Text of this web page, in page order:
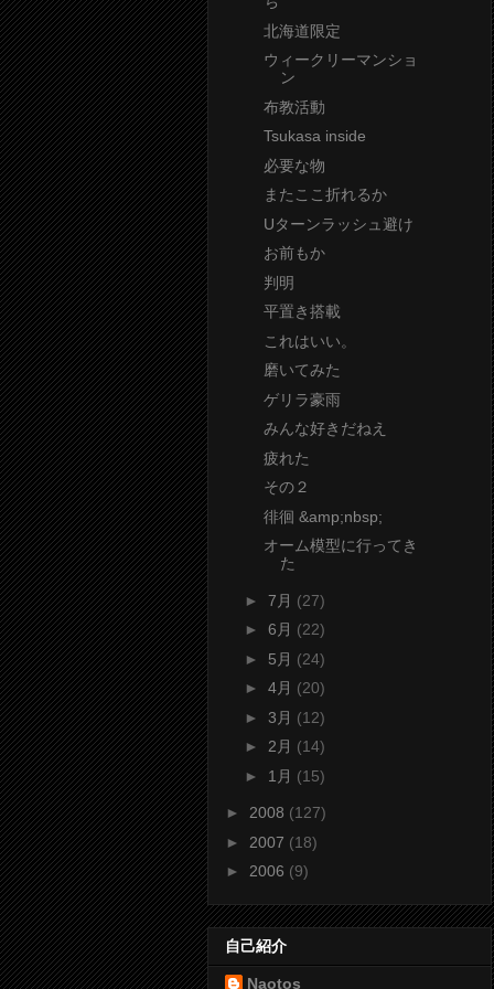
北海道限定
ウィークリーマンショ
ン
布教活動
Tsukasa inside
必要な物
またここ折れるか
Uターンラッシュ避け
お前もか
判明
平置き搭載
これはいい。
磨いてみた
ゲリラ豪雨
みんな好きだねえ
疲れた
その２
徘徊 &amp;nbsp;
オーム模型に行ってき
た
► 7月 (27)
► 6月 (22)
► 5月 (24)
► 4月 (20)
► 3月 (12)
► 2月 (14)
► 1月 (15)
► 2008 (127)
► 2007 (18)
► 2006 (9)
自己紹介
Naotos